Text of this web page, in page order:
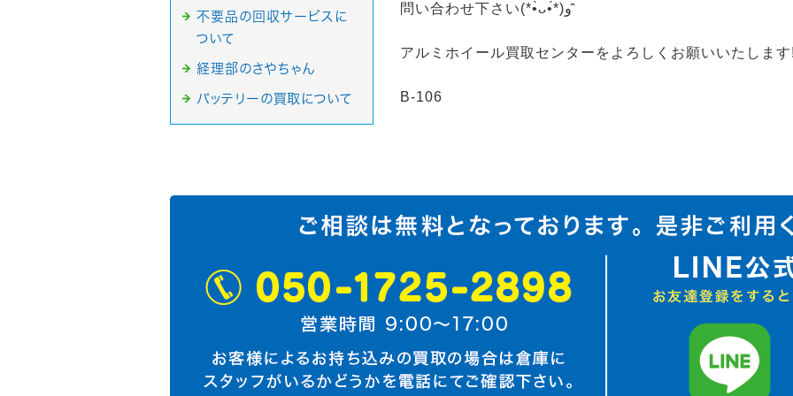
問い合わせ下さい(*•̀ᴗ•́*)و ̑̑
アルミホイール買取センターをよろしくお願いいたしま
B-106
不要品の回収サービスに
ついて
経理部のさやちゃん
バッテリーの買取について